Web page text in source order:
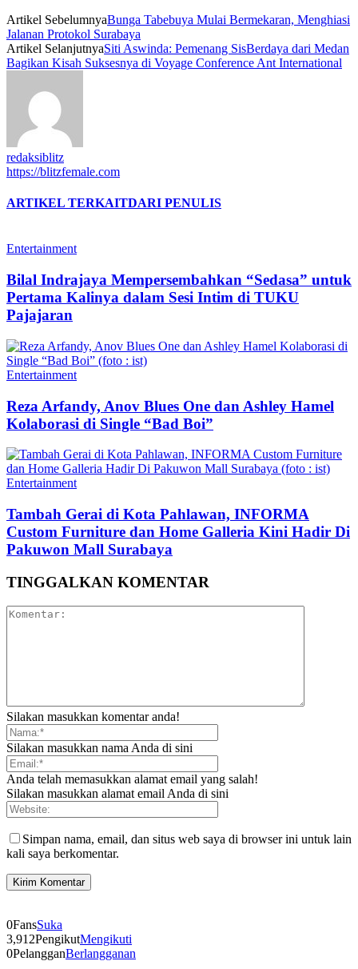
Artikel SebelumnyaBunga Tabebuya Mulai Bermekaran, Menghiasi
Jalanan Protokol Surabaya
Artikel SelanjutnyaSiti Aswinda: Pemenang SisBerdaya dari Medan
Bagikan Kisah Suksesnya di Voyage Conference Ant International
redaksiblitz
https://blitzfemale.com
ARTIKEL TERKAITDARI PENULIS
Entertainment
Bilal Indrajaya Mempersembahkan “Sedasa” untuk
Pertama Kalinya dalam Sesi Intim di TUKU
Pajajaran
Entertainment
Reza Arfandy, Anov Blues One dan Ashley Hamel
Kolaborasi di Single “Bad Boi”
Entertainment
Tambah Gerai di Kota Pahlawan, INFORMA
Custom Furniture dan Home Galleria Kini Hadir Di
Pakuwon Mall Surabaya
TINGGALKAN KOMENTAR
Silakan masukkan komentar anda!
Silakan masukkan nama Anda di sini
Anda telah memasukkan alamat email yang salah!
Silakan masukkan alamat email Anda di sini
Simpan nama, email, dan situs web saya di browser ini untuk lain
kali saya berkomentar.
0FansSuka
3,912PengikutMengikuti
0PelangganBerlangganan